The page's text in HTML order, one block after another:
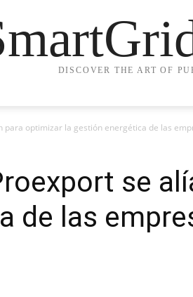
DISCOVER THE ART OF
para optimizar la gestión energética de las
se
de las